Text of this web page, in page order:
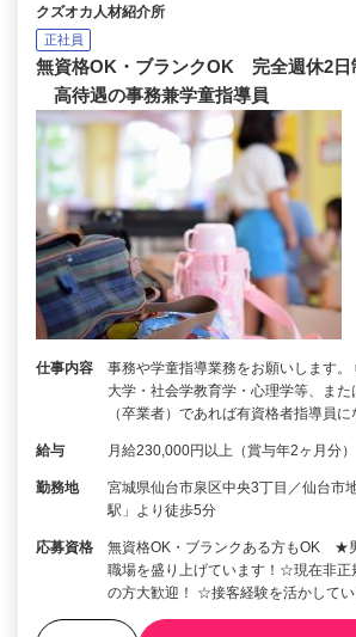
クズオカ人材紹介所
正社員
無資格OK・ブランクOK 完全週休2日
高待遇の事務兼学童指導員
仕事内容
事務や学童指導業務をお願いします。
大学・社会学教育学・心理学等、ま
（卒業者）であれば有資格者指導員
給与 月給230,000円以上（賞与年2ヶ月分）
勤務地
宮城県仙台市泉区中央3丁目／仙台市
駅」より徒歩5分
応募資格
無資格OK・ブランクある方もOK ★
職場を盛り上げています！☆現在非正
の方大歓迎！ ☆接客経験を活かして